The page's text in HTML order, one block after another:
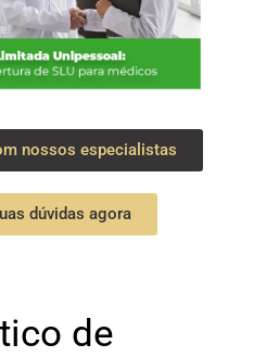
nossos especialistas
dúvidas agora
de